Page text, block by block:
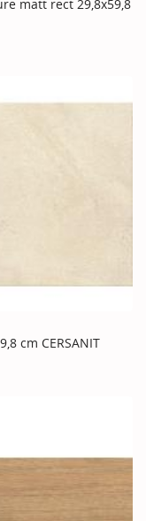
matt rect 29,8x59,8
cm CERSANIT